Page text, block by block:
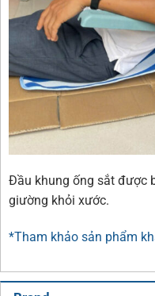
Đầu khung ống sắt được
giường khỏi xước.
*Tham khảo sản phẩm